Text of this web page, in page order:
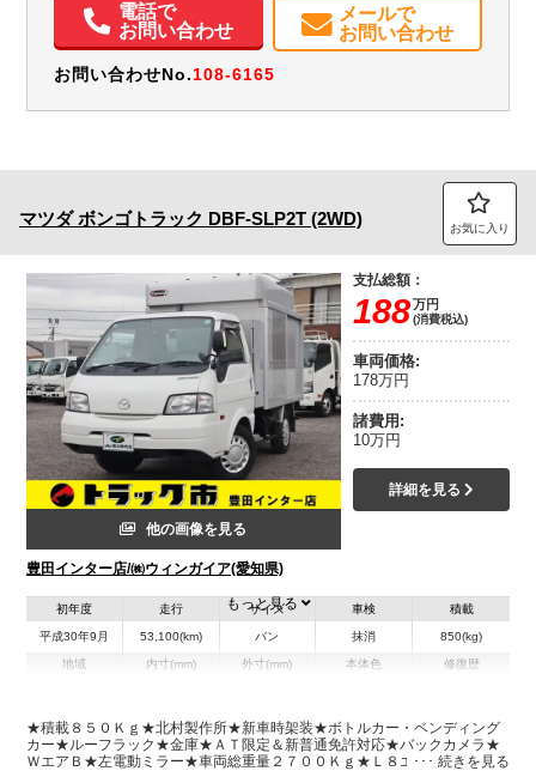
電話で
お問い合わせ
メールで
お問い合わせ
お問い合わせNo.108-6165
マツダ ボンゴトラック DBF-SLP2T (2WD) お気に入り
他の画像を見る
豊田インター店/㈱ウィンガイア(愛知県)
支払総額：
188万円
(消費税込)
車両価格:
178万円
諸費用:
10万円
詳細を見る
初年度
平成30年9月
走行
53,100(km)
サイズ
バン
車検
抹消
積載
850(kg)
地域 内寸(mm)
H:1,180
外寸(mm)
H:2,370
本体色 修復歴
装備情報
もっと見る
★積載８５０Ｋｇ★北村製作所★新車時架装★ボトルカー・ベンディング
カー★ルーフラック★金庫★ＡＴ限定＆新普通免許対応★バックカメラ★
ＷエアＢ★左電動ミラー★車両総重量２７００Ｋｇ★Ｌ８エンジン・１０